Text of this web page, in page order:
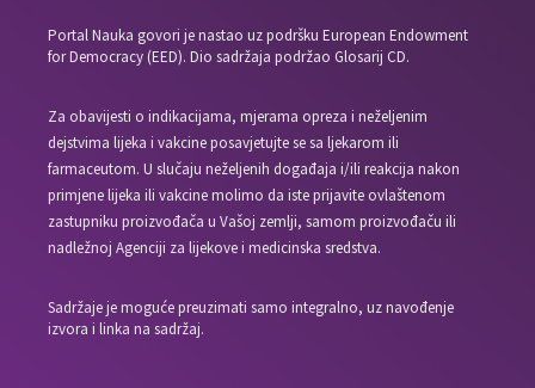
Portal Nauka govori je nastao uz podršku European Endowment
for Democracy (EED). Dio sadržaja podržao Glosarij CD.
Za obavijesti o indikacijama, mjerama opreza i neželjenim
dejstvima lijeka i vakcine posavjetujte se sa ljekarom ili
farmaceutom. U slučaju neželjenih događaja i/ili reakcija nakon
primjene lijeka ili vakcine molimo da iste prijavite ovlaštenom
zastupniku proizvođača u Vašoj zemlji, samom proizvođaču ili
nadležnoj Agenciji za lijekove i medicinska sredstva.
Sadržaje je moguće preuzimati samo integralno, uz navođenje
izvora i linka na sadržaj.